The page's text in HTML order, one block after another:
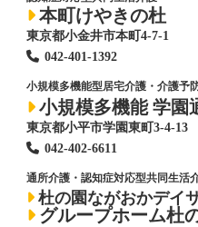
本町けやきの杜
東京都小金井市本町4-7-1
042-401-1392
小規模多機能型居宅介護・介護予
小規模多機能 学園
東京都小平市学園東町3-4-13
042-402-6611
通所介護・認知症対応型共同生活
杜の園ながおかデイ
グループホーム杜